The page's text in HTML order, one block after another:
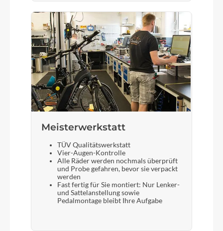
Meisterwerkstatt
TÜV Qualitätswerkstatt
Vier-Augen-Kontrolle
Alle Räder werden nochmals überprüft
und Probe gefahren, bevor sie verpackt
werden
Fast fertig für Sie montiert: Nur Lenker-
und Sattelanstellung sowie
Pedalmontage bleibt Ihre Aufgabe